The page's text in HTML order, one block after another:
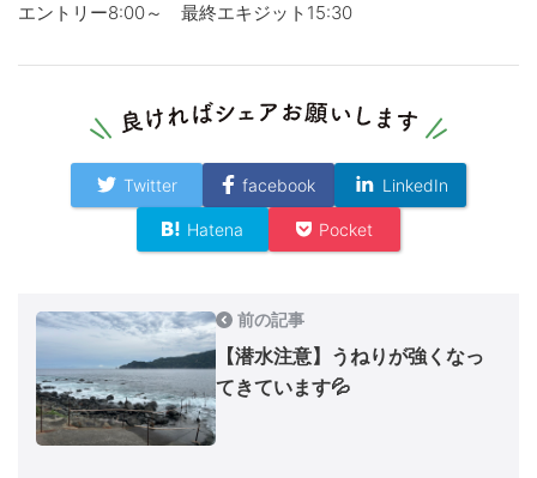
エントリー8:00～ 最終エキジット15:30
Twitter facebook LinkedIn
Hatena Pocket
前の記事
【潜水注意】うねりが強くなっ
てきています💦